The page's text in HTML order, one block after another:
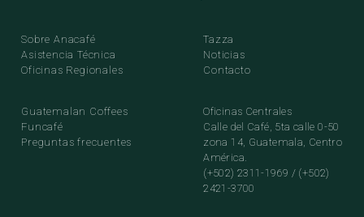
Sobre Anacafé
Asistencia Técnica
Oficinas Regionales
Tazza
Noticias
Contacto
Guatemalan Coffees
Funcafé
Preguntas frecuentes
Oficinas Centrales
Calle del Café, 5ta calle 0-50
zona 14, Guatemala, Centro
América.
(+502) 2311-1969 / (+502)
2421-3700